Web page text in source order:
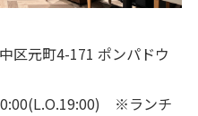
区元町4-171 ポンパドウ
※ランチ